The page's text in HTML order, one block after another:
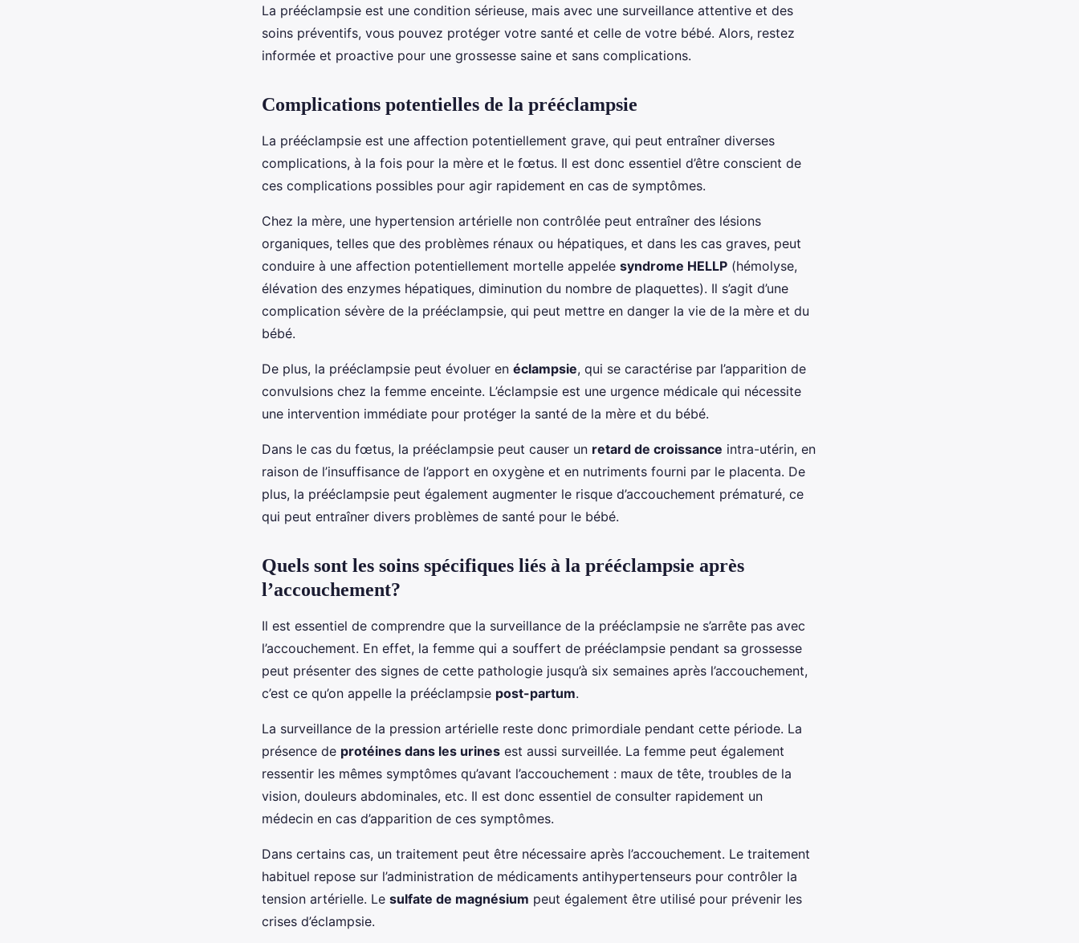
La prééclampsie est une condition sérieuse, mais avec une surveillance attentive et des
soins préventifs, vous pouvez protéger votre santé et celle de votre bébé. Alors, restez
informée et proactive pour une grossesse saine et sans complications.
Complications potentielles de la prééclampsie
La prééclampsie est une affection potentiellement grave, qui peut entraîner diverses
complications, à la fois pour la mère et le fœtus. Il est donc essentiel d’être conscient de
ces complications possibles pour agir rapidement en cas de symptômes.
Chez la mère, une hypertension artérielle non contrôlée peut entraîner des lésions
organiques, telles que des problèmes rénaux ou hépatiques, et dans les cas graves, peut
conduire à une affection potentiellement mortelle appelée syndrome HELLP (hémolyse,
élévation des enzymes hépatiques, diminution du nombre de plaquettes). Il s’agit d’une
complication sévère de la prééclampsie, qui peut mettre en danger la vie de la mère et du
bébé.
De plus, la prééclampsie peut évoluer en éclampsie, qui se caractérise par l’apparition de
convulsions chez la femme enceinte. L’éclampsie est une urgence médicale qui nécessite
une intervention immédiate pour protéger la santé de la mère et du bébé.
Dans le cas du fœtus, la prééclampsie peut causer un retard de croissance intra-utérin, en
raison de l’insuffisance de l’apport en oxygène et en nutriments fourni par le placenta. De
plus, la prééclampsie peut également augmenter le risque d’accouchement prématuré, ce
qui peut entraîner divers problèmes de santé pour le bébé.
Quels sont les soins spécifiques liés à la prééclampsie après
l’accouchement?
Il est essentiel de comprendre que la surveillance de la prééclampsie ne s’arrête pas avec
l’accouchement. En effet, la femme qui a souffert de prééclampsie pendant sa grossesse
peut présenter des signes de cette pathologie jusqu’à six semaines après l’accouchement,
c’est ce qu’on appelle la prééclampsie post-partum.
La surveillance de la pression artérielle reste donc primordiale pendant cette période. La
présence de protéines dans les urines est aussi surveillée. La femme peut également
ressentir les mêmes symptômes qu’avant l’accouchement : maux de tête, troubles de la
vision, douleurs abdominales, etc. Il est donc essentiel de consulter rapidement un
médecin en cas d’apparition de ces symptômes.
Dans certains cas, un traitement peut être nécessaire après l’accouchement. Le traitement
habituel repose sur l’administration de médicaments antihypertenseurs pour contrôler la
tension artérielle. Le sulfate de magnésium peut également être utilisé pour prévenir les
crises d’éclampsie.